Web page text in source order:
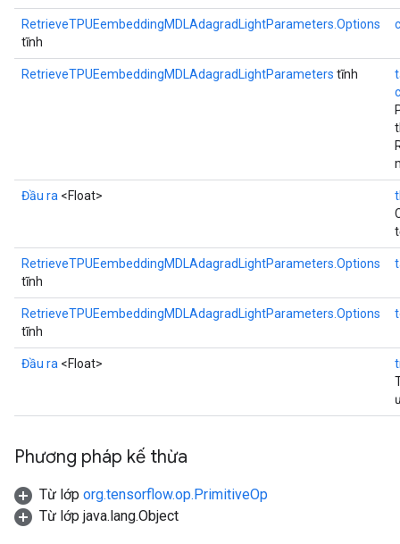
RetrieveTPUEembeddingMDLAdagradLightParameters.Options
tĩnh
RetrieveTPUEembeddingMDLAdagradLightParameters tĩnh
Đầu ra <Float>
RetrieveTPUEembeddingMDLAdagradLightParameters.Options
tĩnh
RetrieveTPUEembeddingMDLAdagradLightParameters.Options
tĩnh
Đầu ra <Float>
Phương pháp kế thừa
Từ lớp org.tensorflow.op.PrimitiveOp
Từ lớp java.lang.Object